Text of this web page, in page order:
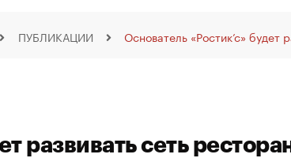
ПУБЛИКАЦИИ Основатель «Ростик’с» будет
развивать сеть